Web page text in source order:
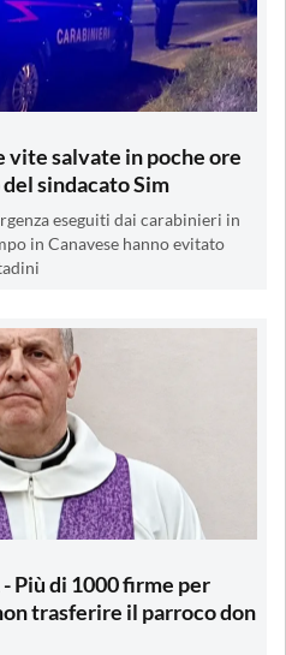
vite salvate in poche ore
sindacato Sim
eseguiti dai carabinieri in
in Canavese hanno evitato
Più di 1000 firme per
trasferire il parroco don